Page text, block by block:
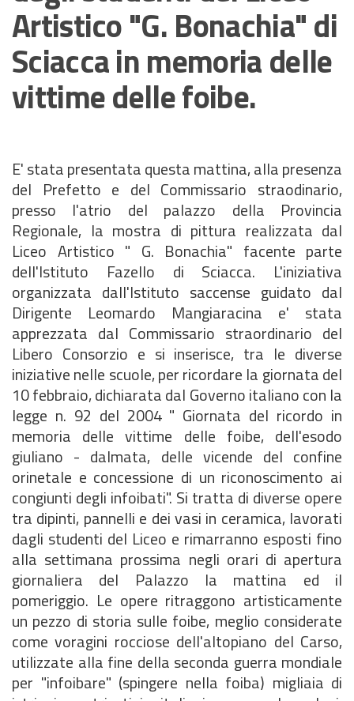
Artistico "G. Bonachia" di
Sciacca in memoria delle
vittime delle foibe.
E' stata presentata questa mattina, alla presenza
del Prefetto e del Commissario straodinario,
presso l'atrio del palazzo della Provincia
Regionale, la mostra di pittura realizzata dal
Liceo Artistico " G. Bonachia" facente parte
dell'Istituto Fazello di Sciacca. L'iniziativa
organizzata dall'Istituto saccense guidato dal
Dirigente Leomardo Mangiaracina e' stata
apprezzata dal Commissario straordinario del
Libero Consorzio e si inserisce, tra le diverse
iniziative nelle scuole, per ricordare la giornata del
10 febbraio, dichiarata dal Governo italiano con la
legge n. 92 del 2004 " Giornata del ricordo in
memoria delle vittime delle foibe, dell'esodo
giuliano - dalmata, delle vicende del confine
orinetale e concessione di un riconoscimento ai
congiunti degli infoibati". Si tratta di diverse opere
tra dipinti, pannelli e dei vasi in ceramica, lavorati
dagli studenti del Liceo e rimarranno esposti fino
alla settimana prossima negli orari di apertura
giornaliera del Palazzo la mattina ed il
pomeriggio. Le opere ritraggono artisticamente
un pezzo di storia sulle foibe, meglio considerate
come voragini rocciose dell'altopiano del Carso,
utilizzate alla fine della seconda guerra mondiale
per "infoibare" (spingere nella foiba) migliaia di